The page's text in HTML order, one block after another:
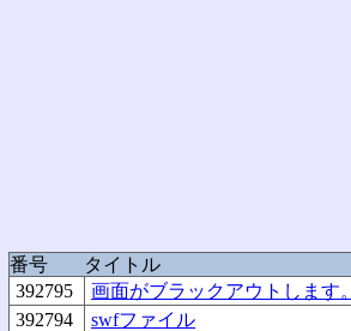
番号
タイトル
392795
画面がブラックアウトします。
392794
swfファイル